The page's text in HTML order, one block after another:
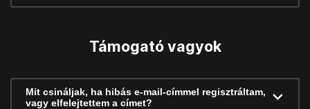
Támogató vagyok
Mit csináljak, ha hibás e-mail-címmel regisztráltam,
vagy elfelejtettem a címet?